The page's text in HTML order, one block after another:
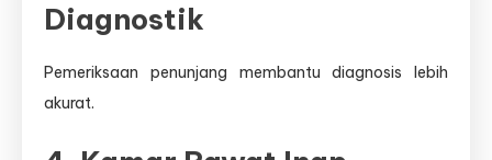
Diagnostik
Pemeriksaan penunjang membantu diagnosis lebih
akurat.